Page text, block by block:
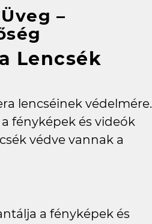
–
Lencsék
lencséinek védelmére.
fényképek és videók
védve vannak a
a fényképek és